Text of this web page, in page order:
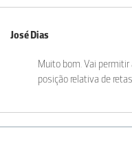
José Dias
Muito bom. Vai permitir
posição relativa de